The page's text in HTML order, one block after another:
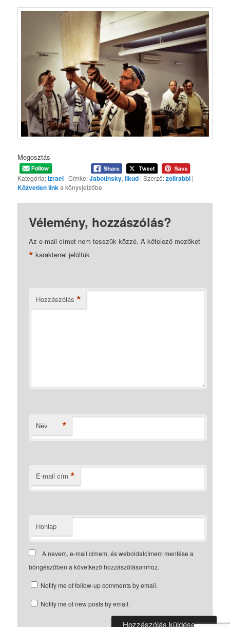
Megosztás
Kategória:Izrael | Címke:Jabotinsky,likud | Szerző:zolirabbi |
Közvetlen linka könyvjelzőbe.
Vélemény, hozzászólás?
Az e-mail címet nem tesszük közzé. A kötelező mezőket
* karakterrel jelöltük
Hozzászólás *
Név *
E-mail cím *
Honlap
A nevem, e-mail címem, és weboldalcímem mentése a
böngészőben a következő hozzászólásomhoz.
Notify me of follow-up comments by email.
Notify me of new posts by email.